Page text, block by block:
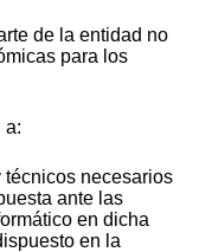
de la entidad no
para los
a:
necesarios
ante las
en dicha
en la